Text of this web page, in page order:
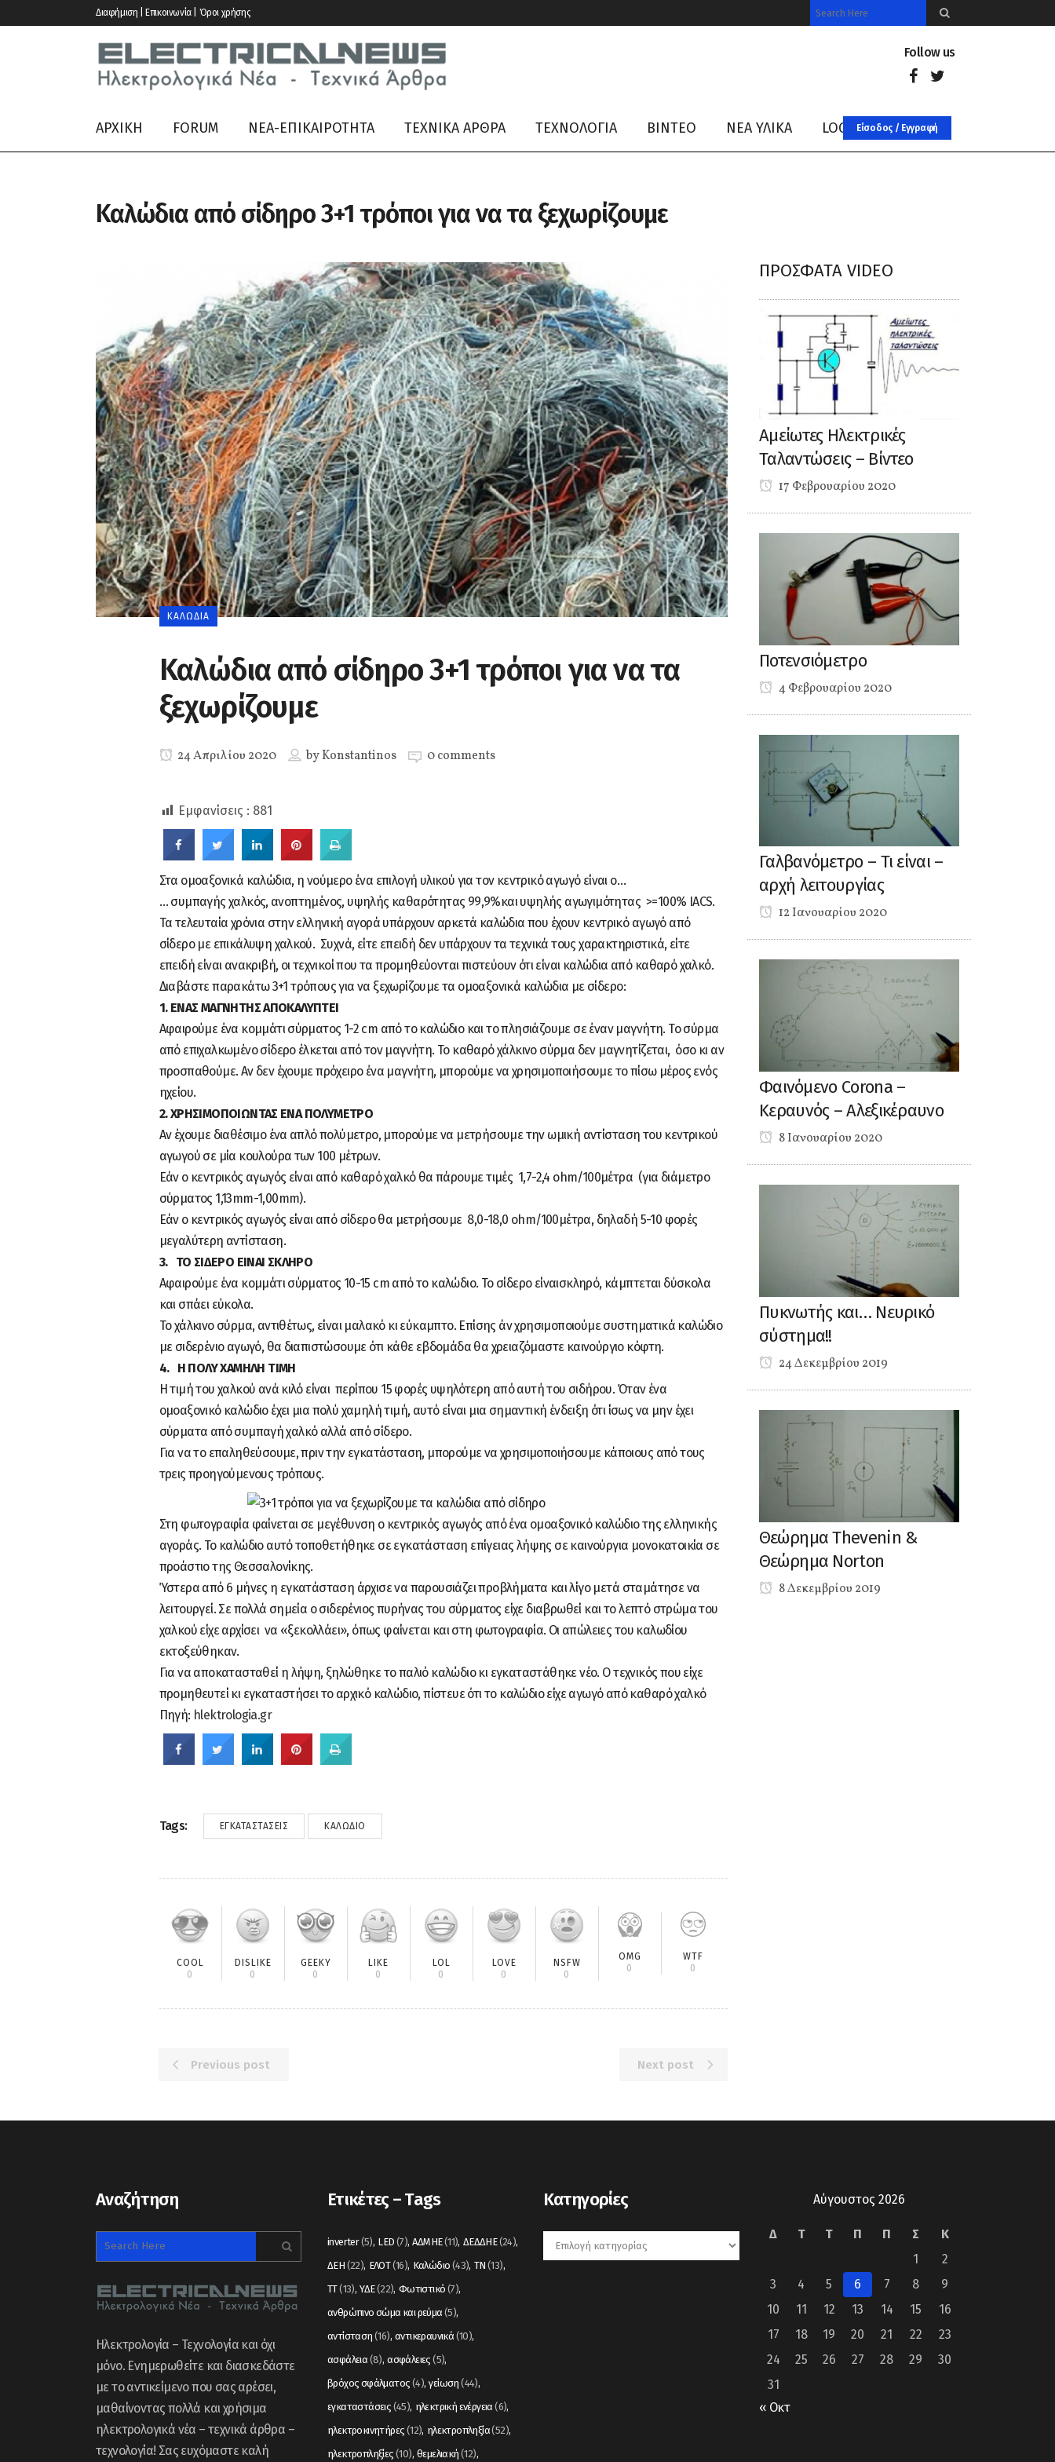
Διαφήμιση | Επικοινωνία | Όροι χρήσης
Follow us
ΑΡΧΙΚΗ FORUM ΝΕΑ-ΕΠΙΚΑΙΡΟΤΗΤΑ ΤΕΧΝΙΚΑ ΑΡΘΡΑ ΤΕΧΝΟΛΟΓΙΑ ΒΊΝΤΕΟ ΝΈΑ ΥΛΙΚΑ LOG INΕίσοδος / Εγγραφή
Καλώδια από σίδηρο 3+1 τρόποι για να τα ξεχωρίζουμε
ΚΑΛΏΔΙΑ
Καλώδια από σίδηρο 3+1 τρόποι για να τα
ξεχωρίζουμε
24 Απριλίου 2020 byKonstantinos 0 comments
Εμφανίσεις : 881
Στα ομοαξονικά καλώδια, η νούμερο ένα επιλογή υλικού για τον κεντρικό αγωγό είναι ο…
… συμπαγής χαλκός, ανοπτημένος, υψηλής καθαρότητας 99,9%και υψηλής αγωγιμότητας >=100% IACS.
Τα τελευταία χρόνια στην ελληνική αγορά υπάρχουν αρκετά καλώδια που έχουν κεντρικό αγωγό από
σίδερο με επικάλυψη χαλκού. Συχνά, είτε επειδή δεν υπάρχουν τα τεχνικά τους χαρακτηριστικά, είτε
επειδή είναι ανακριβή, οι τεχνικοί που τα προμηθεύονται πιστεύουν ότι είναι καλώδια από καθαρό χαλκό.
Διαβάστε παρακάτω 3+1 τρόπους για να ξεχωρίζουμε τα ομοαξονικά καλώδια με σίδερο:
1. ΕΝΑΣ ΜΑΓΝΗΤΗΣ ΑΠΟΚΑΛΥΠΤΕΙ
Αφαιρούμε ένα κομμάτι σύρματος 1-2 cm από το καλώδιο και το πλησιάζουμε σε έναν μαγνήτη. Το σύρμα
από επιχαλκωμένο σίδερο έλκεται από τον μαγνήτη. Το καθαρό χάλκινο σύρμα δεν μαγνητίζεται, όσο κι αν
προσπαθούμε. Αν δεν έχουμε πρόχειρο ένα μαγνήτη, μπορούμε να χρησιμοποιήσουμε το πίσω μέρος ενός
ηχείου.
2. ΧΡΗΣΙΜΟΠΟΙΩΝΤΑΣ ΕΝΑ ΠΟΛΥΜΕΤΡΟ
Αν έχουμε διαθέσιμο ένα απλό πολύμετρο, μπορούμε να μετρήσουμε την ωμική αντίσταση του κεντρικού
αγωγού σε μία κουλούρα των 100 μέτρων.
Εάν ο κεντρικός αγωγός είναι από καθαρό χαλκό θα πάρουμε τιμές 1,7-2,4 ohm/100μέτρα (για διάμετρο
σύρματος 1,13mm-1,00mm).
Εάν ο κεντρικός αγωγός είναι από σίδερο θα μετρήσουμε 8,0-18,0 ohm/100μέτρα, δηλαδή 5-10 φορές
μεγαλύτερη αντίσταση.
3. ΤΟ ΣΙΔΕΡΟ ΕΙΝΑΙ ΣΚΛΗΡΟ
Αφαιρούμε ένα κομμάτι σύρματος 10-15 cm από το καλώδιο. Το σίδερο είναισκληρό, κάμπτεται δύσκολα
και σπάει εύκολα.
Το χάλκινο σύρμα, αντιθέτως, είναι μαλακό κι εύκαμπτο. Επίσης άν χρησιμοποιούμε συστηματικά καλώδιο
με σιδερένιο αγωγό, θα διαπιστώσουμε ότι κάθε εβδομάδα θα χρειαζόμαστε καινούργιο κόφτη.
4. Η ΠΟΛΥ ΧΑΜΗΛΗ ΤΙΜΗ
Η τιμή του χαλκού ανά κιλό είναι περίπου 15 φορές υψηλότερη από αυτή του σιδήρου. Όταν ένα
ομοαξονικό καλώδιο έχει μια πολύ χαμηλή τιμή, αυτό είναι μια σημαντική ένδειξη ότι ίσως να μην έχει
σύρματα από συμπαγή χαλκό αλλά από σίδερο.
Για να το επαληθεύσουμε, πριν την εγκατάσταση, μπορούμε να χρησιμοποιήσουμε κάποιους από τους
τρεις προηγούμενους τρόπους.
Στη φωτογραφία φαίνεται σε μεγέθυνση ο κεντρικός αγωγός από ένα ομοαξονικό καλώδιο της ελληνικής
αγοράς. Το καλώδιο αυτό τοποθετήθηκε σε εγκατάσταση επίγειας λήψης σε καινούργια μονοκατοικία σε
προάστιο της Θεσσαλονίκης.
Ύστερα από 6 μήνες η εγκατάσταση άρχισε να παρουσιάζει προβλήματα και λίγο μετά σταμάτησε να
λειτουργεί. Σε πολλά σημεία ο σιδερένιος πυρήνας του σύρματος είχε διαβρωθεί και το λεπτό στρώμα του
χαλκού είχε αρχίσει να «ξεκολλάει», όπως φαίνεται και στη φωτογραφία. Οι απώλειες του καλωδίου
εκτοξεύθηκαν.
Για να αποκατασταθεί η λήψη, ξηλώθηκε το παλιό καλώδιο κι εγκαταστάθηκε νέο. Ο τεχνικός που είχε
προμηθευτεί κι εγκαταστήσει το αρχικό καλώδιο, πίστευε ότι το καλώδιο είχε αγωγό από καθαρό χαλκό
Πηγή: hlektrologia.gr
Tags: ΕΓΚΑΤΑΣΤΆΣΕΙΣ ΚΑΛΏΔΙΟ
COOL
0
DISLIKE
0
GEEKY
0
LIKE
0
LOL
0
LOVE
0
NSFW
0
OMG
0
WTF
0
Previous post Next post
ΠΡΌΣΦΑΤΑ VIDEO
Αμείωτες Ηλεκτρικές
Ταλαντώσεις – Βίντεο
17 Φεβρουαρίου 2020
Ποτενσιόμετρο
4 Φεβρουαρίου 2020
Γαλβανόμετρο – Τι είναι –
αρχή λειτουργίας
12 Ιανουαρίου 2020
Φαινόμενο Corona –
Κεραυνός – Αλεξικέραυνο
8 Ιανουαρίου 2020
Πυκνωτής και… Νευρικό
σύστημα!!
24 Δεκεμβρίου 2019
Θεώρημα Thevenin &
Θεώρημα Norton
8 Δεκεμβρίου 2019
Αναζήτηση
Ηλεκτρολογία – Τεχνολογία και όχι
μόνο. Ενημερωθείτε και διασκεδάστε
με το αντικείμενο που σας αρέσει,
μαθαίνοντας πολλά και χρήσιμα
ηλεκτρολογικά νέα – τεχνικά άρθρα –
τεχνολογία! Σας ευχόμαστε καλή
Ετικέτες – Tags
inverter(5) LED (7) ΑΔΜΗΕ(11) ΔΕΔΔΗΕ(24)
ΔΕΗ (22) ΕΛΟΤ(16) Καλώδιο (43) ΤΝ (13)
ΤΤ(13) ΥΔΕ(22) Φωτιστικό (7)
ανθρώπινο σώμα και ρεύμα (5)
αντίσταση (16) αντικεραυνικά (10)
ασφάλεια (8) ασφάλειες (5)
βρόχος σφάλματος (4) γείωση (44)
εγκαταστάσεις (45) ηλεκτρική ενέργεια (6)
ηλεκτροκινητήρες (12) ηλεκτροπληξία(52)
ηλεκτροπληξίες (10) θεμελιακή (12)
Kατηγορίες
Kατηγορίες
Αύγουστος 2026
Δ Τ Τ Π Π Σ
Κ
1
2
3
4 5 6 7 8
9
10
11 12 13 14 15
16
17
18 19 20 21 22
23
24
25 26 27 28 29
30
31
« Οκτ